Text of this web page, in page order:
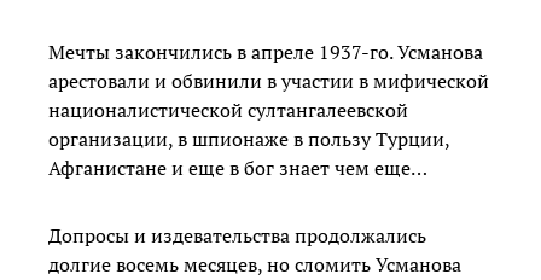
Мечты закончились в апреле 1937-го. Усманова
арестовали и обвинили в участии в мифической
националистической султангалеевской
организации, в шпионаже в пользу Турции,
Афганистане и еще в бог знает чем еще…
Допросы и издевательства продолжались
долгие восемь месяцев, но сломить Усманова